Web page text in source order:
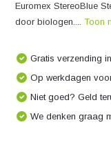
Euromex StereoBlue
door biologen....Toon
Gratis verzending
Op werkdagen
Niet goed? Geld
We denken graag